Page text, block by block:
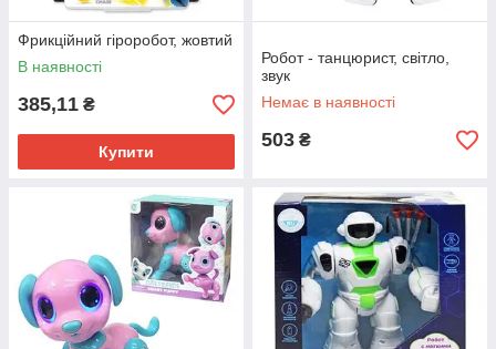
Фрикційний гіроробот, жовтий
В наявності
385,11 ₴
Купити
Робот - танцюрист, світло,
звук
Немає в наявності
503 ₴